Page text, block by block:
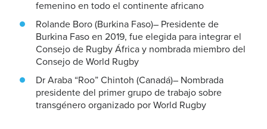
femenino en todo el continente africano
Rolande Boro (Burkina Faso)– Presidente de
Burkina Faso en 2019, fue elegida para integrar el
Consejo de Rugby África y nombrada miembro del
Consejo de World Rugby
Dr Araba “Roo” Chintoh (Canadá)– Nombrada
presidente del primer grupo de trabajo sobre
transgénero organizado por World Rugby